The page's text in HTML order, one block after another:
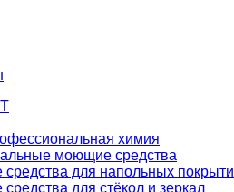
химия
моющие средства
для напольных
для стёкол и зеркал